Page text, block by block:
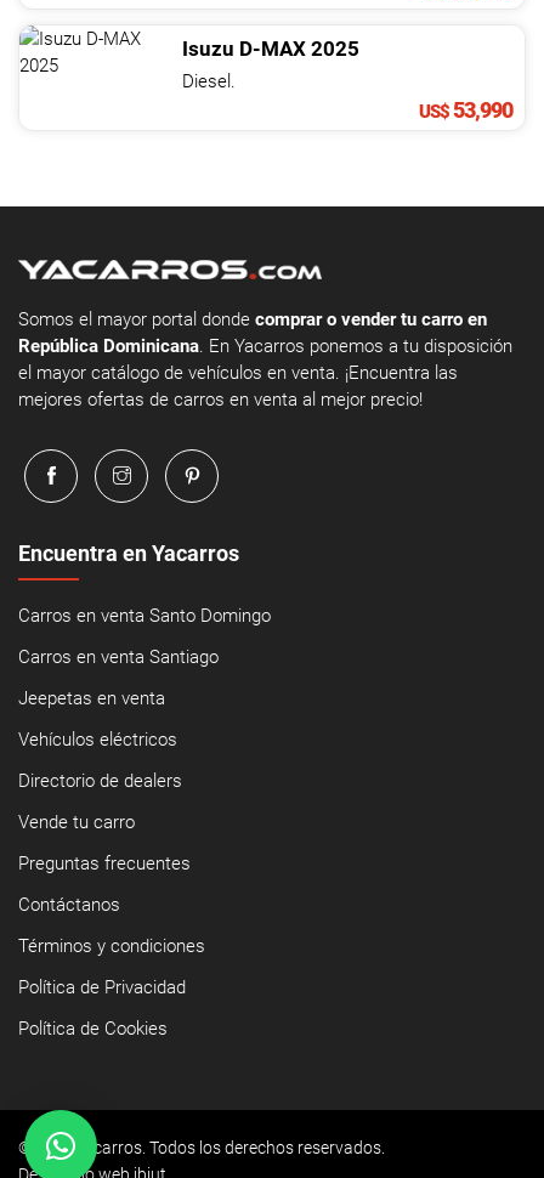
Isuzu D-MAX 2025
Diesel.
US$53,990
Somos el mayor portal donde comprar o vender tu carro en
República Dominicana. En Yacarros ponemos a tu disposición
el mayor catálogo de vehículos en venta. ¡Encuentra las
mejores ofertas de carros en venta al mejor precio!
Encuentra en Yacarros
Carros en venta Santo Domingo
Carros en venta Santiago
Jeepetas en venta
Vehículos eléctricos
Directorio de dealers
Vende tu carro
Preguntas frecuentes
Contáctanos
Términos y condiciones
Política de Privacidad
Política de Cookies
©2026 Yacarros. Todos los derechos reservados.